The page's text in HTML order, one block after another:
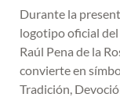
Durante la
logotipo oficial
Raúl Pena de la
convierte en
Tradición,